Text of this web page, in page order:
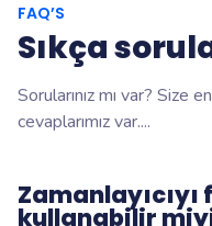
FAQ’S
Sıkça
Sorularınız mı var? Size
cevaplarımız var....
kullanabilir